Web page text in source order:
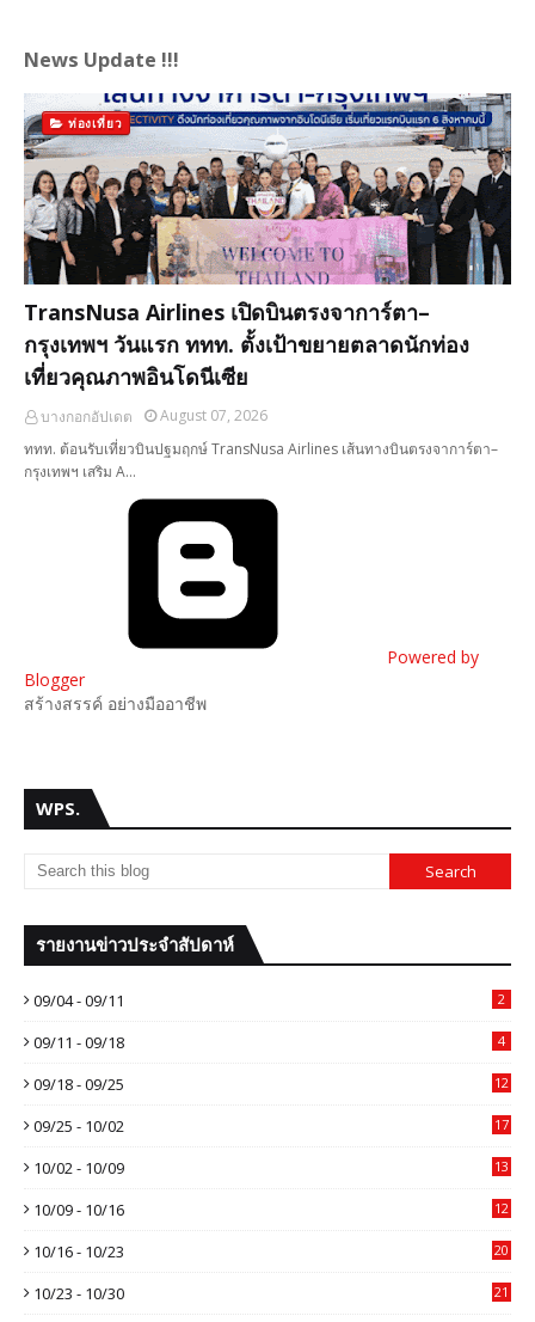
News Update !!!
ท่องเที่ยว
TransNusa Airlines เปิดบินตรงจาการ์ตา–
กรุงเทพฯ วันแรก ททท. ตั้งเป้าขยายตลาดนักท่อง
เที่ยวคุณภาพอินโดนีเซีย
บางกอกอัปเดต
August 07, 2026
ททท. ต้อนรับเที่ยวบินปฐมฤกษ์ TransNusa Airlines เส้นทางบินตรงจาการ์ตา–
กรุงเทพฯ เสริม A…
Powered by
Blogger
สร้างสรรค์ อย่างมืออาชีพ
WPS.
รายงานข่าวประจำสัปดาห์
09/04 - 09/11 2
09/11 - 09/18 4
09/18 - 09/25 12
09/25 - 10/02 17
10/02 - 10/09 13
10/09 - 10/16 12
10/16 - 10/23 20
10/23 - 10/30 21